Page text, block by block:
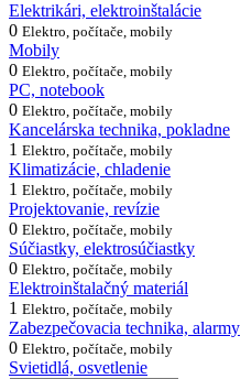
Elektrikári, elektroinštalácie
0 Elektro, počítače, mobily
Mobily
0 Elektro, počítače, mobily
PC, notebook
0 Elektro, počítače, mobily
Kancelárska technika, pokladne
1 Elektro, počítače, mobily
Klimatizácie, chladenie
1 Elektro, počítače, mobily
Projektovanie, revízie
0 Elektro, počítače, mobily
Súčiastky, elektrosúčiastky
0 Elektro, počítače, mobily
Elektroinštalačný materiál
1 Elektro, počítače, mobily
Zabezpečovacia technika, alarmy
0 Elektro, počítače, mobily
Svietidlá, osvetlenie